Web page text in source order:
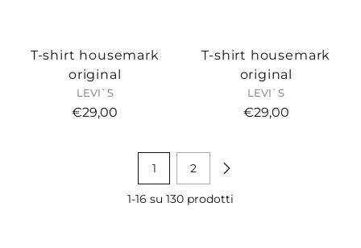
T-shirt housemark
original
LEVI`S
€29,00
T-shirt housemark
original
LEVI`S
€29,00
1 2
1-16 su 130 prodotti